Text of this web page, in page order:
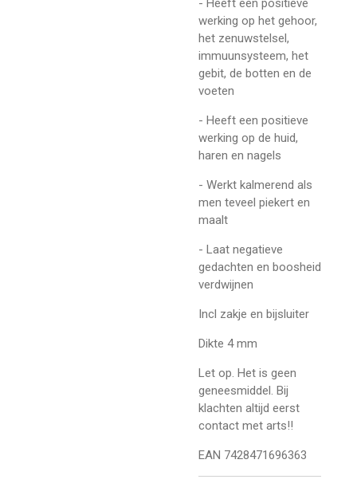
- Heeft een positieve
werking op het gehoor,
het zenuwstelsel,
immuunsysteem, het
gebit, de botten en de
voeten
- Heeft een positieve
werking op de huid,
haren en nagels
- Werkt kalmerend als
men teveel piekert en
maalt
- Laat negatieve
gedachten en boosheid
verdwijnen
Incl zakje en bijsluiter
Dikte 4 mm
Let op. Het is geen
geneesmiddel. Bij
klachten altijd eerst
contact met arts!!
EAN 7428471696363